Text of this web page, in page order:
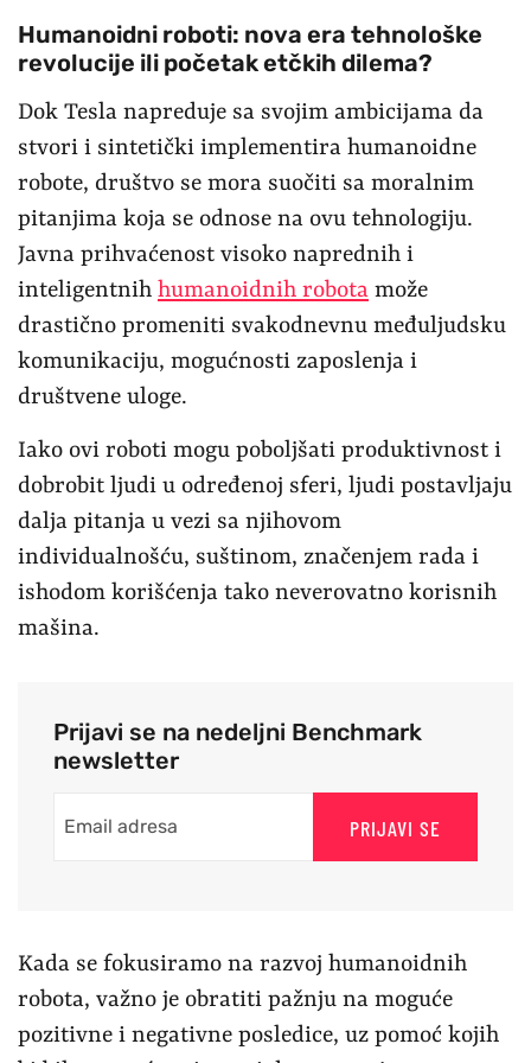
Humanoidni roboti: nova era tehnološke
revolucije ili početak etčkih dilema?
Dok Tesla napreduje sa svojim ambicijama da
stvori i sintetički implementira humanoidne
robote, društvo se mora suočiti sa moralnim
pitanjima koja se odnose na ovu tehnologiju.
Javna prihvaćenost visoko naprednih i
inteligentnih humanoidnih robota može
drastično promeniti svakodnevnu međuljudsku
komunikaciju, mogućnosti zaposlenja i
društvene uloge.
Iako ovi roboti mogu poboljšati produktivnost i
dobrobit ljudi u određenoj sferi, ljudi postavljaju
dalja pitanja u vezi sa njihovom
individualnošću, suštinom, značenjem rada i
ishodom korišćenja tako neverovatno korisnih
mašina.
Prijavi se na nedeljni Benchmark
newsletter
PRIJAVI SE
Kada se fokusiramo na razvoj humanoidnih
robota, važno je obratiti pažnju na moguće
pozitivne i negativne posledice, uz pomoć kojih